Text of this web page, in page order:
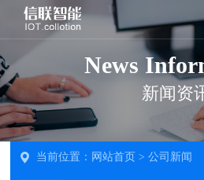
News
新闻资
当前位置： 网站首页 >公司新闻